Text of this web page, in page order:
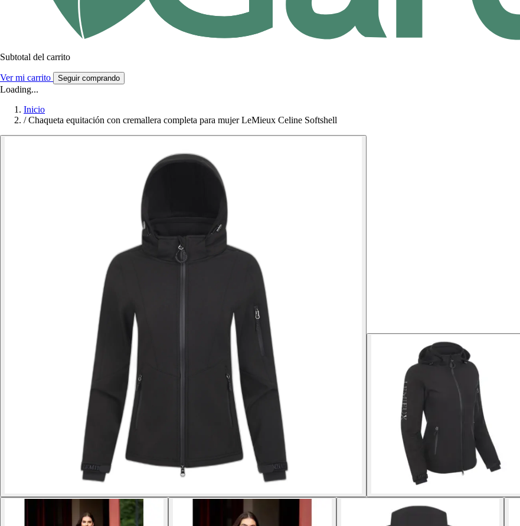
Subtotal del carrito
Ver mi carrito Seguir comprando
Loading...
Inicio
/ Chaqueta equitación con cremallera completa para mujer LeMieux Celine Softshell